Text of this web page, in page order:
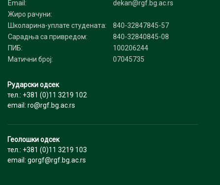
Email:
dekan@rgf.bg.ac.rs
Жиро рачуни:
Школарина-уплате студената:
840-32847845-57
Сарадња са привредом:
840-32840845-08
ПИБ:
100206244
Матични број:
07045735
Рударски одсек
тел.: +381 (0)11 3219 102
email: ro@rgf.bg.ac.rs
Геолошки одсек
тел.: +381 (0)11 3219 103
email: gorgf@rgf.bg.ac.rs